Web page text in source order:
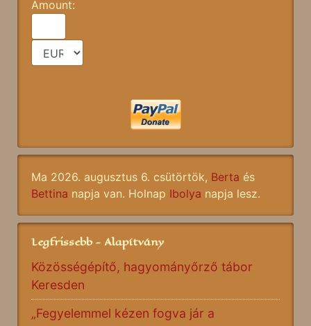
Amount:
Ma 2026. augusztus 6. csütörtök, Berta és
Bettina napja van. Holnap Ibolya napja lesz.
Legfrissebb - Alapítvány
Közösségépítő, hagyományőrző tábor
Keresden
„Fegyelemmel kézen fogva jár a